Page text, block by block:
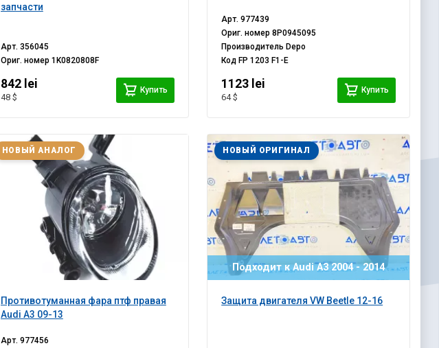
запчасти
Арт. 356045
Ориг. номер 1K0820808F
842 lei
48 $
Купить
Арт.977439
Ориг. номер8P0945095
ПроизводительDepo
КодFP 1203 F1-E
1123 lei
64 $
Купить
Противотуманная фара птф правая
Audi A3 09-13
НОВЫЙ АНАЛОГ
Арт. 977456
Подходит к Audi A3 2004 - 2014
Защита двигателя VW Beetle 12-16
НОВЫЙ ОРИГИНАЛ